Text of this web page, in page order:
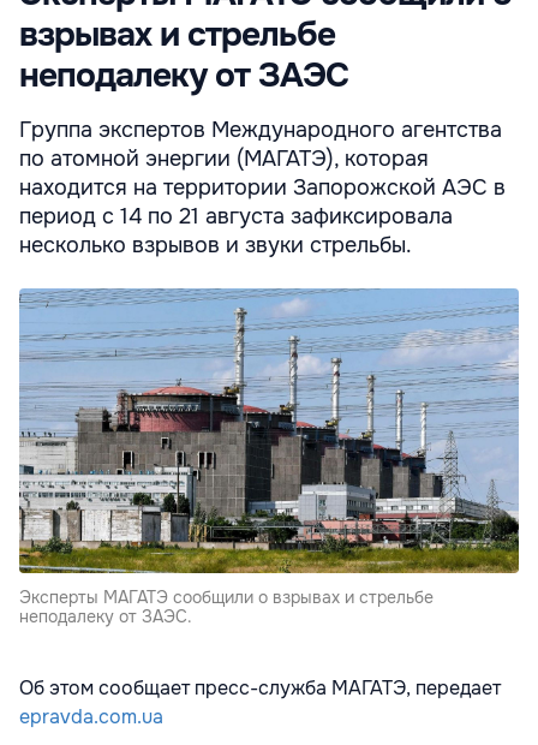
взрывах и стрельбе
неподалеку от ЗАЭС
Группа экспертов Международного агентства
по атомной энергии (МАГАТЭ), которая
находится на территории Запорожской АЭС в
период с 14 по 21 августа зафиксировала
несколько взрывов и звуки стрельбы.
Эксперты МАГАТЭ сообщили о взрывах и стрельбе
неподалеку от ЗАЭС.
Об этом сообщает пресс-служба МАГАТЭ, передает
epravda.com.ua